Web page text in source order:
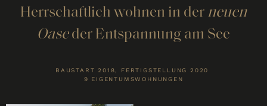
Herrschaftlich wohnen in der neuen
Oaseder Entspannung am See
BAUSTART 2018, FERTIGSTELLUNG 2020
9 EIGENTUMSWOHNUNGEN